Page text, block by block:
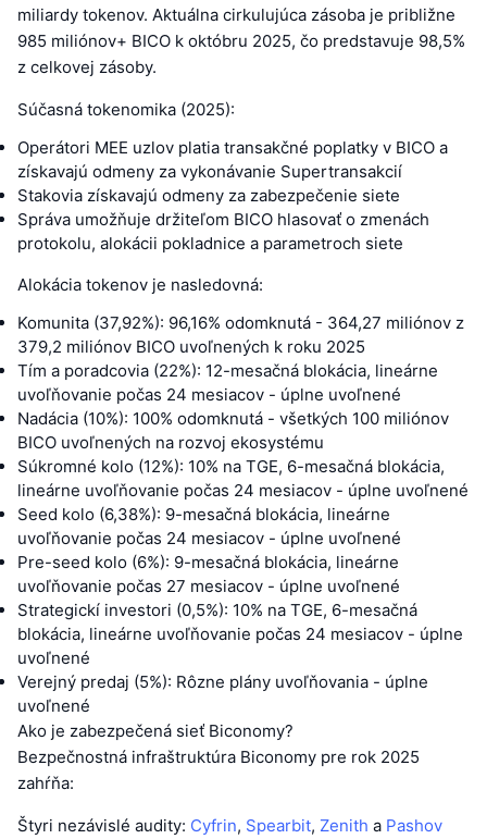
miliardy tokenov. Aktuálna cirkulujúca zásoba je približne
985 miliónov+ BICO k októbru 2025, čo predstavuje 98,5%
z celkovej zásoby.
Súčasná tokenomika (2025):
Operátori MEE uzlov platia transakčné poplatky v BICO a
získavajú odmeny za vykonávanie Supertransakcií
Stakovia získavajú odmeny za zabezpečenie siete
Správa umožňuje držiteľom BICO hlasovať o zmenách
protokolu, alokácii pokladnice a parametroch siete
Alokácia tokenov je nasledovná:
Komunita (37,92%): 96,16% odomknutá - 364,27 miliónov z
379,2 miliónov BICO uvoľnených k roku 2025
Tím a poradcovia (22%): 12-mesačná blokácia, lineárne
uvoľňovanie počas 24 mesiacov - úplne uvoľnené
Nadácia (10%): 100% odomknutá - všetkých 100 miliónov
BICO uvoľnených na rozvoj ekosystému
Súkromné kolo (12%): 10% na TGE, 6-mesačná blokácia,
lineárne uvoľňovanie počas 24 mesiacov - úplne uvoľnené
Seed kolo (6,38%): 9-mesačná blokácia, lineárne
uvoľňovanie počas 24 mesiacov - úplne uvoľnené
Pre-seed kolo (6%): 9-mesačná blokácia, lineárne
uvoľňovanie počas 27 mesiacov - úplne uvoľnené
Strategickí investori (0,5%): 10% na TGE, 6-mesačná
blokácia, lineárne uvoľňovanie počas 24 mesiacov - úplne
uvoľnené
Verejný predaj (5%): Rôzne plány uvoľňovania - úplne
uvoľnené
Ako je zabezpečená sieť Biconomy?
Bezpečnostná infraštruktúra Biconomy pre rok 2025
zahŕňa:
Štyri nezávislé audity: Cyfrin, Spearbit, Zenith a Pashov